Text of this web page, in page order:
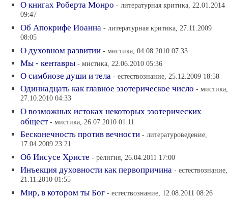
О книгах Роберта Монро - литературная критика, 22.01.2014
09:47
Об Апокрифе Иоанна - литературная критика, 27.11.2009
08:05
О духовном развитии - мистика, 04.08.2010 07:33
Мы - кентавры - мистика, 22.06.2010 05:36
О симбиозе души и тела - естествознание, 25.12.2009 18:58
Одиннадцать как главное эзотерическое число - мистика,
27.10.2010 04:33
О возможных истоках некоторых эзотерических
общест - мистика, 26.07.2010 01:11
Бесконечность против вечности - литературоведение,
17.04.2009 23:21
Об Иисусе Христе - религия, 26.04.2011 17:00
Инъекция духовности как первопричина - естествознание,
21.11.2010 01:55
Мир, в котором ты Бог - естествознание, 12.08.2011 08:26